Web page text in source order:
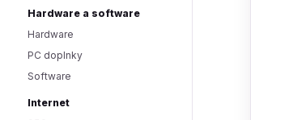
Hardware a software
Hardware
PC doplnky
Software
Internet